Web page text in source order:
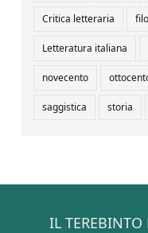
Critica letteraria
Letteratura italiana
novecento
saggistica storia
IL